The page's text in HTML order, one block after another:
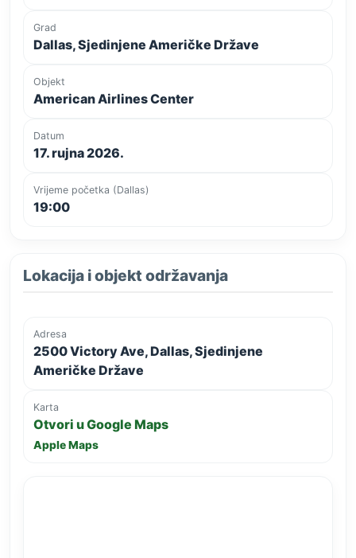
Grad
Dallas, Sjedinjene Američke Države
Objekt
American Airlines Center
Datum
17. rujna 2026.
Vrijeme početka (Dallas)
19:00
Lokacija i objekt održavanja
Adresa
2500 Victory Ave, Dallas, Sjedinjene
Američke Države
Karta
Otvori u Google Maps
Apple Maps